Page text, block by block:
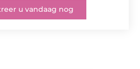
u vandaag nog